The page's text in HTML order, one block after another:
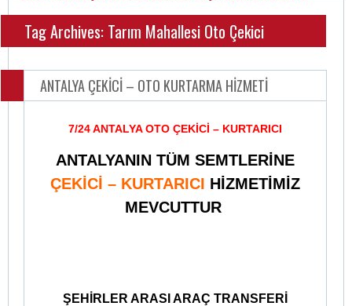
Tag Archives: Tarım Mahallesi Oto Çekici
ANTALYA ÇEKİCİ – OTO KURTARMA HİZMETİ
7/24 ANTALYA OTO ÇEKİCİ – KURTARICI
ANTALYANIN TÜM SEMTLERİNE
ÇEKİCİ – KURTARICI HİZMETİMİZ
MEVCUTTUR
ŞEHİRLER ARASI ARAÇ TRANSFERİ